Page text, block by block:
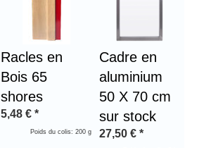
Racles en
Bois 65
shores
5,48 € *
Poids du colis: 200 g
Cadre en
aluminium
50 X 70 cm
sur stock
27,50 € *